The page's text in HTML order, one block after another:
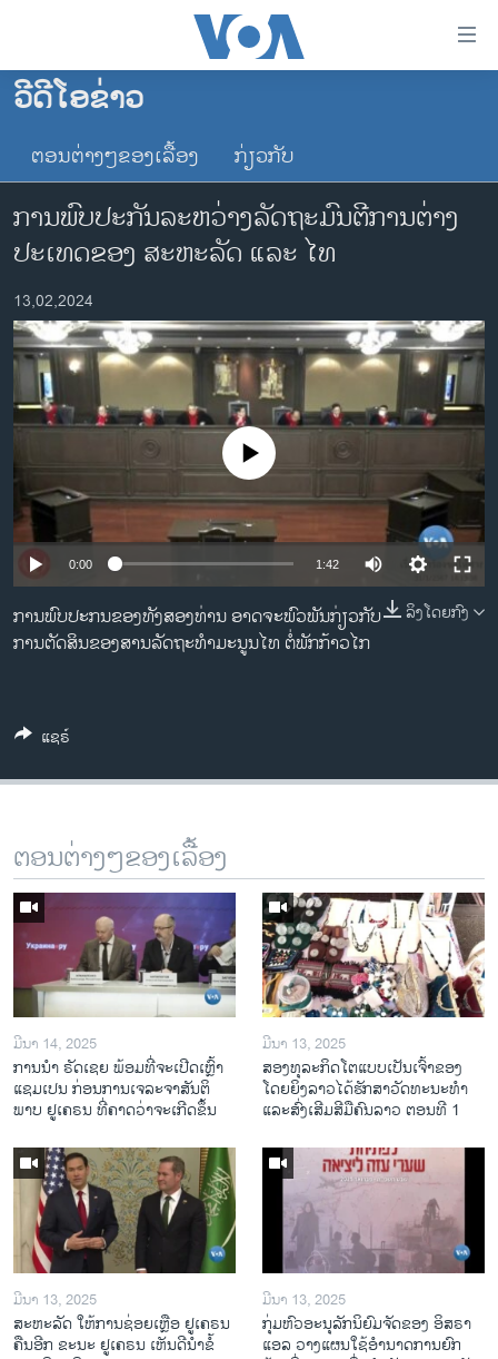
ເຂົ້າ
ຂ້າມ
ຂ້າມ
ໄປ
ຫາ
ຊອກ
ຄົ້ນ
ໂຮມເພຈ
ລາວ
ອາເມຣິກາ
ການເລືອກຕັ້ງ ປະທານາທີບໍດີ ສະຫະລັດ 2024
ໂລກ
ເອເຊຍ
ອິດສະຫຼະພາບດ້ານການຂ່າວ
ຊີວິດຊາວລາວ
ຊຸມຊົນຊາວລາວ
ວິທະຍາສາດ-ເທັກໂນໂລຈີ
ທຸລະກິດ
ວີດີໂອ
ຕິດຕາມພວກເຮົາ ທີ່
ພາສາຕ່າງໆ
ວີດີໂອຂ່າວ
ຕອນຕ່າງໆຂອງເລື້ອງ ກ່ຽວກັບ
ການພົບປະກັນລະຫວ່າງລັດຖະມົນຕີການຕ່າງ
ປະເທດຂອງ ສະຫະລັດ ແລະ ໄທ
13,02,2024
No media source currently available
0:00 1:42
ລິງໂດຍກົງ
ການພົບປະກນຂອງທັງສອງທ່ານ ອາດຈະພົວພັນກ່ຽວກັບ
ການຕັດສິນຂອງສານລັດຖະທໍາມະນູນໄທ ຕໍ່ພັກກ້າວໄກ
ແຊຣ໌
ຕອນຕ່າງໆຂອງເລື້ອງ
ມີນາ 14, 2025
ການ​ນຳ ຣັດ​ເຊຍ ພ້ອມ​ທີ່​ຈະ​ເປີ​ດ​ເຫຼົ້າ​
ແຊມ​ເປນ ກ່ອນການ​ເຈ​ລະ​ຈາ​ສັນ​ຕິ​
ພາບ ຢູ​ເຄ​ຣນ ທີ່​ຄາດ​ວ່າ​ຈະ​ເກີດ​ຂຶ້ນ
ມີນາ 13, 2025
ສອງທຸລະກິດໂຕແບບເປັນເຈົ້າຂອງ
ໂດຍຍິງລາວໄດ້ຮັກສາວັດທະນະທຳ
ແລະສົ່ງເສີມສີມືຄົນລາວ ຕອນທີ 1
ມີນາ 13, 2025
ສະຫະລັດ ໃຫ້ການຊ່ອຍເຫຼືອ ຢູເຄຣນ
ຄືນອີກ ຂະນະ ຢູເຄຣນ ເຫັນດີນຳຂໍ້
ມີນາ 13, 2025
ກຸ່ມຫົວອະນຸລັກນິຍົມຈັດຂອງ ອິສຣາ
ແອລ ວາງແຜນໃຊ້ອຳນາດການຍົກ